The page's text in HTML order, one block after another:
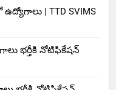
| TTD SVIMS
భర్తీకి నోటిఫికేషన్